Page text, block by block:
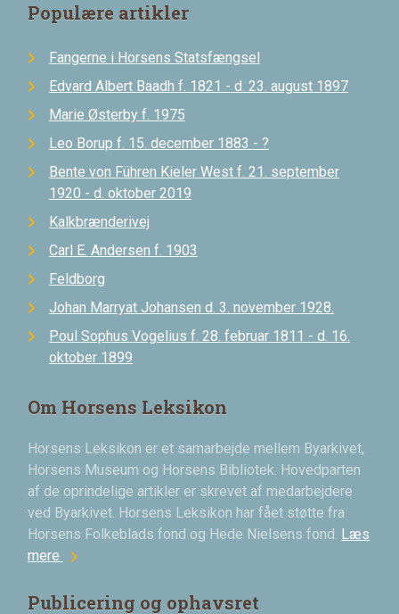
Populære artikler
Fangerne i Horsens Statsfængsel
Edvard Albert Baadh f. 1821 - d. 23. august 1897
Marie Østerby f. 1975
Leo Borup f. 15. december 1883 - ?
Bente von Führen Kieler West f. 21. september
1920 - d. oktober 2019
Kalkbrænderivej
Carl E. Andersen f. 1903
Feldborg
Johan Marryat Johansen d. 3. november 1928.
Poul Sophus Vogelius f. 28. februar 1811 - d. 16.
oktober 1899
Om Horsens Leksikon
Horsens Leksikon er et samarbejde mellem Byarkivet,
Horsens Museum og Horsens Bibliotek. Hovedparten
af de oprindelige artikler er skrevet af medarbejdere
ved Byarkivet. Horsens Leksikon har fået støtte fra
Horsens Folkeblads fond og Hede Nielsens fond. Læs
mere chevron_right
Publicering og ophavsret